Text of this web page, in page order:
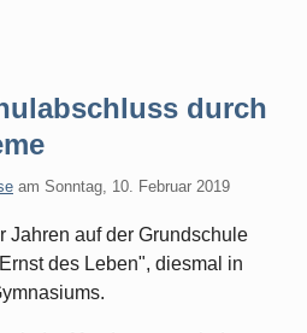
durch
am Sonntag, 10. Februar 2019
Jahren auf der Grundschule
des Leben", diesmal in